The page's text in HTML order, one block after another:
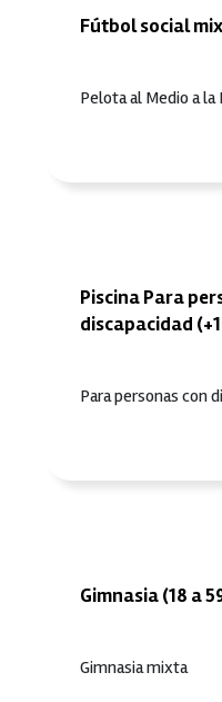
Fútbol social
Pelota al Medio a la
Piscina Para
discapacidad
Para personas con
Gimnasia (18 a
Gimnasia mixta